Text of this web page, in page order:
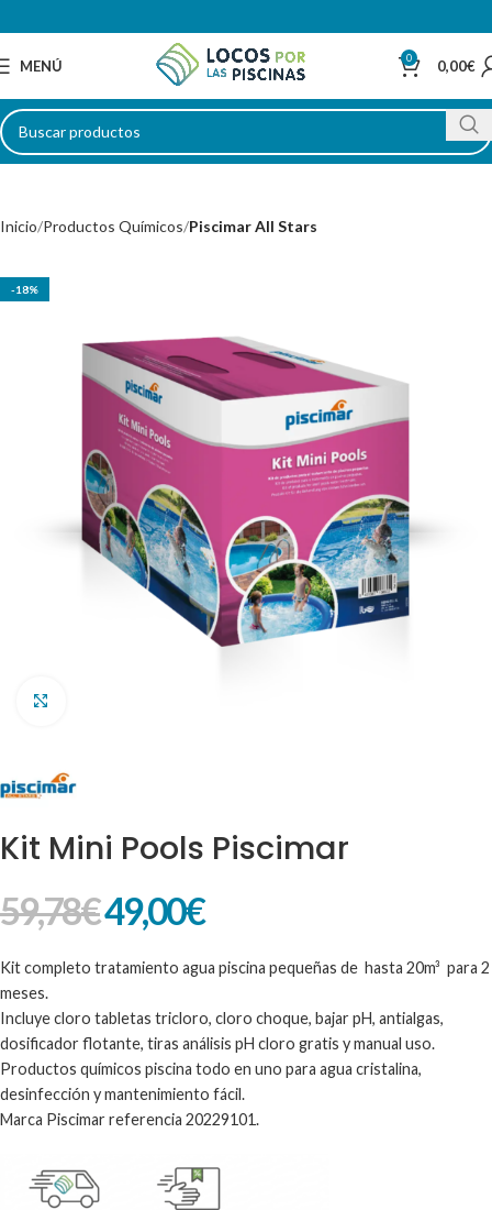
MENÚ 0 0,00€
Inicio Productos Químicos Piscimar All Stars
-18%
Kit Mini Pools Piscimar
59,78€49,00€
Kit completo tratamiento agua piscina pequeñas de hasta 20m³ para 2
meses.
Incluye cloro tabletas tricloro, cloro choque, bajar pH, antialgas,
dosificador flotante, tiras análisis pH cloro gratis y manual uso.
Productos químicos piscina todo en uno para agua cristalina,
desinfección y mantenimiento fácil.
Marca Piscimar referencia 20229101.